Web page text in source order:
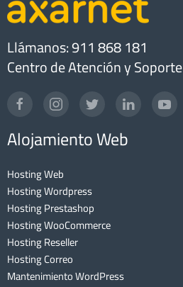
Llámanos: 911 868 181
Centro de Atención y Soporte
Alojamiento Web
Hosting Web
Hosting Wordpress
Hosting Prestashop
Hosting WooCommerce
Hosting Reseller
Hosting Correo
Mantenimiento WordPress